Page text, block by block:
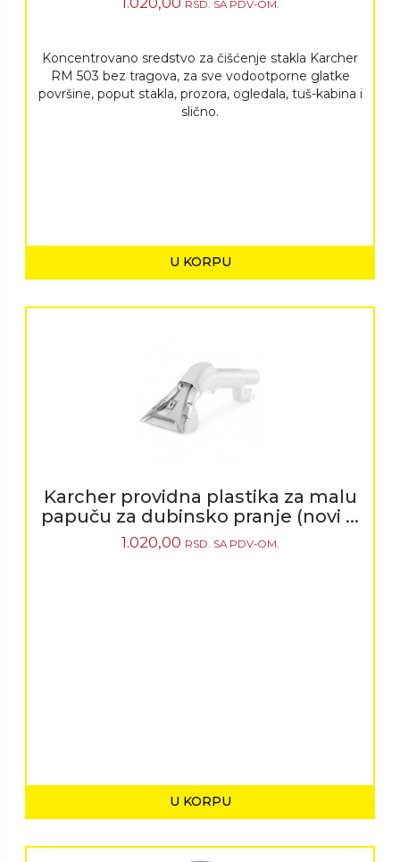
RSD. SA PDV-OM.
Koncentrovano sredstvo za čišćenje stakla Karcher
RM 503 bez tragova, za sve vodootporne glatke
površine, poput stakla, prozora, ogledala, tuš-kabina i
slično.
U KORPU
Karcher providna plastika za malu
papuču za dubinsko pranje (novi ...
1.020,00 RSD. SA PDV-OM.
U KORPU